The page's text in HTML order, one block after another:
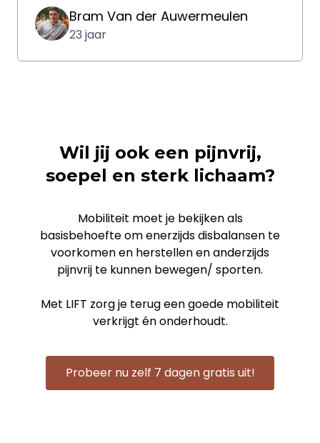
Bram Van der Auwermeulen
23 jaar
Wil jij ook een pijnvrij,
soepel en sterk lichaam?
Mobiliteit moet je bekijken als
basisbehoefte om enerzijds disbalansen te
voorkomen en herstellen en anderzijds
pijnvrij te kunnen bewegen/ sporten.
Met LIFT zorg je terug een goede mobiliteit
verkrijgt én onderhoudt.
Probeer nu zelf 7 dagen gratis uit!